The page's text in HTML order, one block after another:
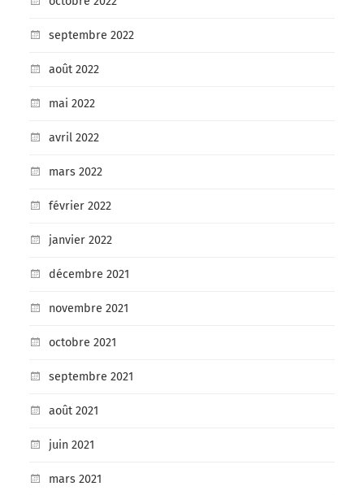
septembre 2022
août 2022
mai 2022
avril 2022
mars 2022
février 2022
janvier 2022
décembre 2021
novembre 2021
octobre 2021
septembre 2021
août 2021
juin 2021
mars 2021